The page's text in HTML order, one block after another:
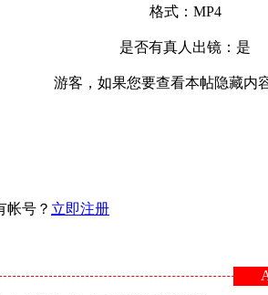
格式：MP4
是否有真人出镜：是
游客，如果您要查看本帖隐藏内
帐号？ 立即注册